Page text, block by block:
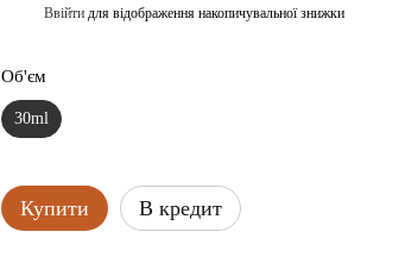
Ввійти для відображення накопичувальної знижки
Об'єм
30ml
Купити В кредит